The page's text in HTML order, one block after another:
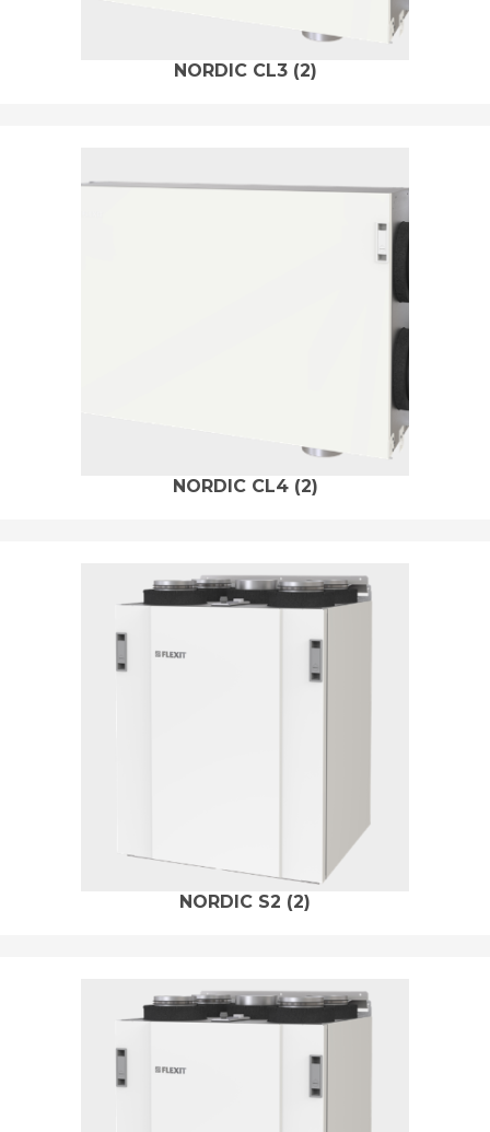
NORDIC CL3 (2)
NORDIC CL4 (2)
NORDIC S2 (2)